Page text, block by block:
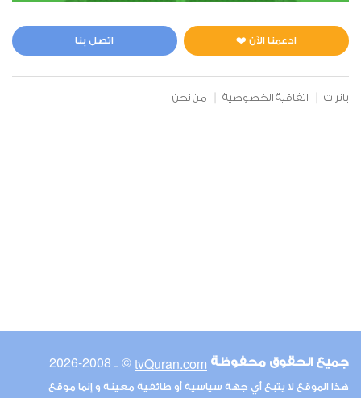
ادعمنا الآن ❤️ اتصل بنا
بانرات اتفاقية الخصوصية من نحن
جميع الحقوق محفوظة tvQuran.com© ـ 2008-2026
هذا الموقع لا يتبع أي جهة سياسية أو طائفية معينة و إنما موقع